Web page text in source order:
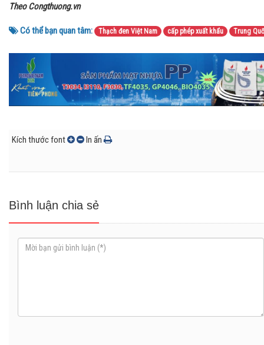
Theo Congthuong.vn
Có thể bạn quan tâm: Thạch đen Việt Nam cấp phép xuất khẩu Trung
Kích thước font In ấn
Bình luận chia sẻ